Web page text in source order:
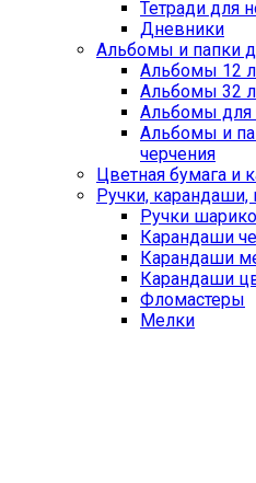
Тетради для
Дневники
Альбомы и папки
Альбомы 12
Альбомы 32
Альбомы для
Альбомы и
черчения
Цветная бумага и
Ручки,
Ручки
Карандаши
Карандаши
Карандаши
Фломастеры
Мелки